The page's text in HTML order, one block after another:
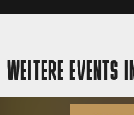
WEITERE EVENTS